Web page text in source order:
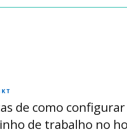
de como configurar
de trabalho no